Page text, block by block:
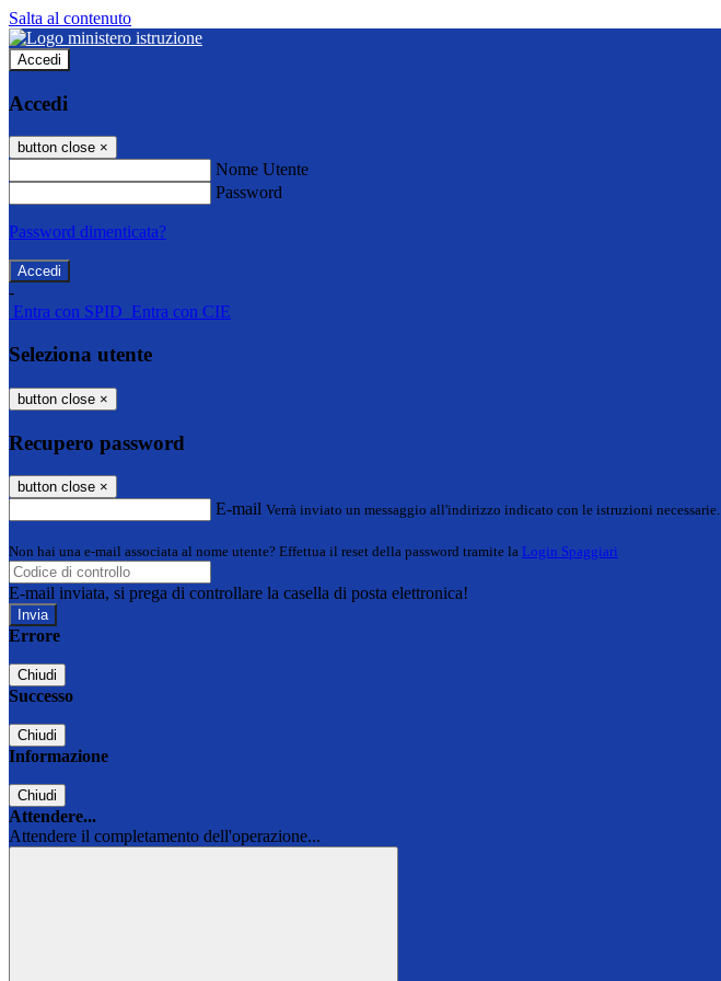
Salta al contenuto
Accedi
Accedi
button close ×
Nome Utente
Password
Password dimenticata?
-
Entra con SPID Entra con CIE
Seleziona utente
button close ×
Recupero password
button close ×
E-mail Verrà inviato un messaggio all'indirizzo indicato con le istruzioni necessarie.
Non hai una e-mail associata al nome utente? Effettua il reset della password tramite la Login Spaggiari
E-mail inviata, si prega di controllare la casella di posta elettronica!
Errore
Chiudi
Successo
Chiudi
Informazione
Chiudi
Attendere...
Attendere il completamento dell'operazione...